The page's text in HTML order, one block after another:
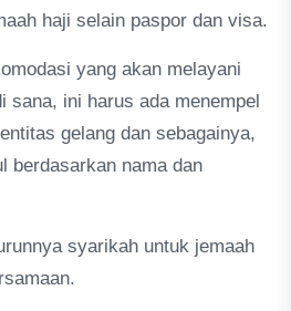
haji selain paspor dan visa.
yang akan melayani
sana, ini harus ada menempel
gelang dan sebagainya,
berdasarkan nama dan
syarikah untuk jemaah